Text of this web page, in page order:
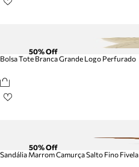
50% Off
Bolsa Tote Branca Grande Logo Perfurado
50% Off
Sandália Marrom Camurça Salto Fino Fivela